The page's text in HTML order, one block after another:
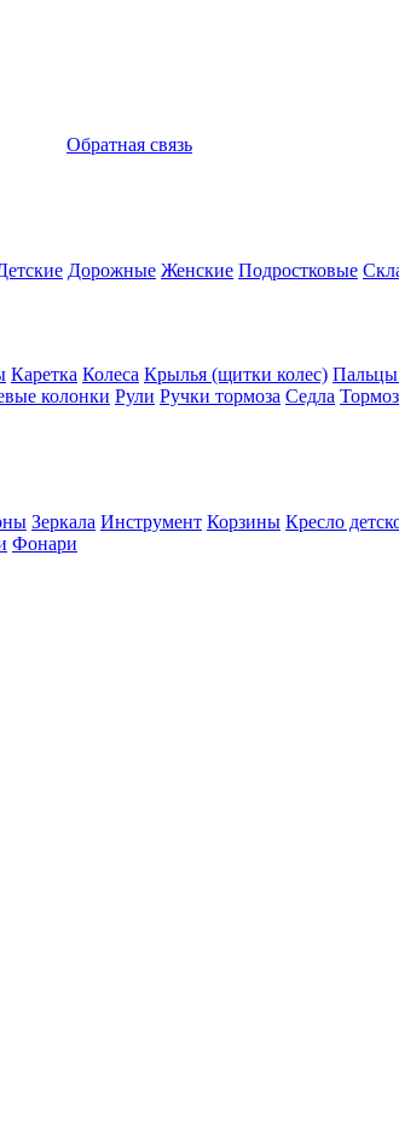
Обратная связь
Дорожные Женские Подростковые
Каретка Колеса Крылья (щитки колес) Пальцы
колонки Рули Ручки тормоза Седла
Зеркала Инструмент Корзины Кресло
Фонари